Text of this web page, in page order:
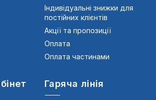
Індивідуальні знижки для
постійних клієнтів
Акції та пропозиції
Оплата
Оплата частинами
Гаряча лінія